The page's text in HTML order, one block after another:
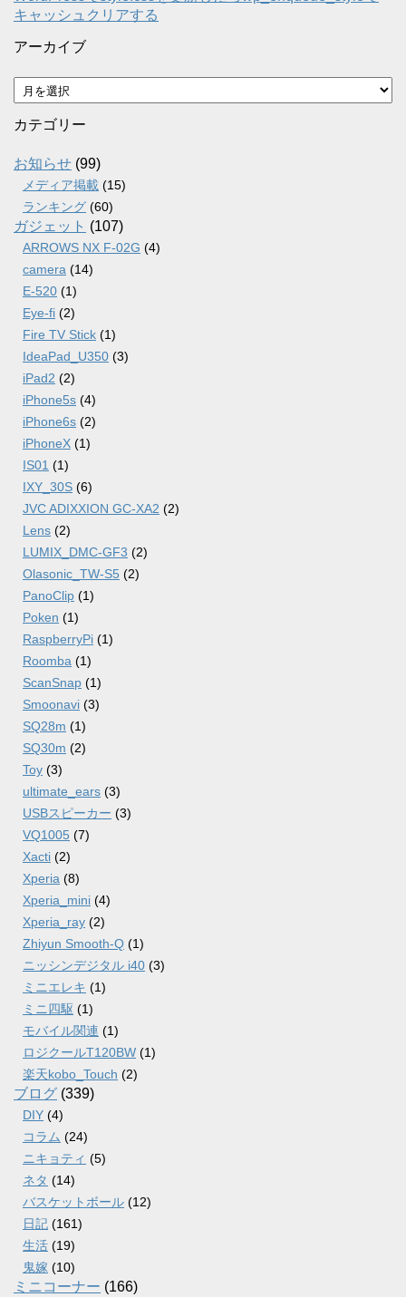
キャッシュクリアする
アーカイブ
ア
ー
カ
ブ
カテゴリー
お知らせ (99)
メディア掲載 (15)
ランキング (60)
ガジェット (107)
ARROWS NX F-02G (4)
camera (14)
E-520 (1)
Eye-fi (2)
Fire TV Stick (1)
IdeaPad_U350 (3)
iPad2 (2)
iPhone5s (4)
iPhone6s (2)
iPhoneX (1)
IS01 (1)
IXY_30S (6)
JVC ADIXXION GC-XA2 (2)
Lens (2)
LUMIX_DMC-GF3 (2)
Olasonic_TW-S5 (2)
PanoClip (1)
Poken (1)
RaspberryPi (1)
Roomba (1)
ScanSnap (1)
Smoonavi (3)
SQ28m (1)
SQ30m (2)
Toy (3)
ultimate_ears (3)
USBスピーカー (3)
VQ1005 (7)
Xacti (2)
Xperia (8)
Xperia_mini (4)
Xperia_ray (2)
Zhiyun Smooth-Q (1)
ニッシンデジタル i40 (3)
ミニエレキ (1)
ミニ四駆 (1)
モバイル関連 (1)
ロジクールT120BW (1)
楽天kobo_Touch (2)
ブログ (339)
DIY (4)
コラム (24)
ニキョティ (5)
ネタ (14)
バスケットボール (12)
日記 (161)
生活 (19)
鬼嫁 (10)
ミニコーナー (166)